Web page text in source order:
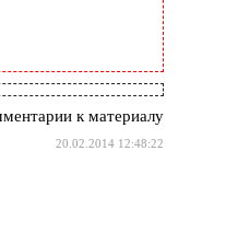
к материалу
20.02.2014 12:48:22